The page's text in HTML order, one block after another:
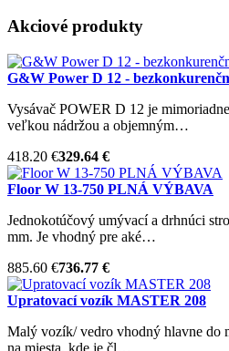
Akciové produkty
G&W Power D 12 -
Vysávač POWER D 12 je
veľkou nádržou a objemným…
418.20 €329.64 €
Floor W 13-750 PLNÁ VÝBAVA
Jednokotúčový umývací a drhnúci
mm. Je vhodný pre aké…
885.60 €736.77 €
Upratovací vozík MASTER 208
Malý vozík/ vedro vhodný hlavne do
na miesta, kde je čl…